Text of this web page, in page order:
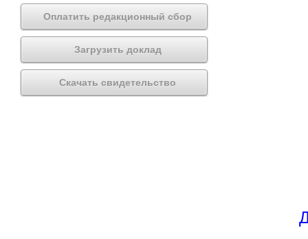
Оплатить редакционный сбор
Загрузить доклад
Скачать свидетельство